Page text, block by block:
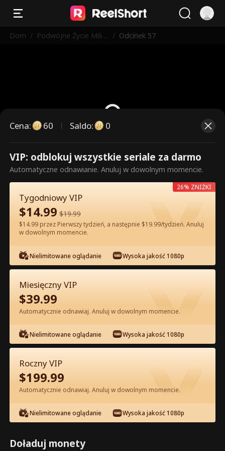
Dom / Podwójne Życie Milia
/ Odcinek 57
To są płatne odcinki. Odblokuj,
aby oglądać.
60
Odcinek 57 - Podwójne Życie
Miliarderki Pełna Wersja Filmu
0-49 50-70 Wszystkie Odcinki
57 58 59 60 61
Cena: 60 Saldo: 0
VIP: odblokuj wszystkie seriale za darmo
Automatyczne odnawianie. Anuluj w dowolnym momencie.
Tygodniowy VIP
$14.99 $19.99
$14.99 przez Pierwszy tydzień, a następnie $19.99/tydzień. Anuluj
w dowolnym momencie.
Nielimitowane oglądanie Wysoka jakość 1080p
26% ZNIŻKI
Miesięczny VIP
$39.99
Automatycznie odnawiaj. Anuluj w dowolnym momencie.
Nielimitowane oglądanie Wysoka jakość 1080p
Roczny VIP
$199.99
Automatycznie odnawiaj. Anuluj w dowolnym momencie.
Nielimitowane oglądanie Wysoka jakość 1080p
Doładuj monety